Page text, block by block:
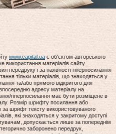
www.capital.ua є об'єктом авторського
використання матеріалів сайту
передруку і за наявності гіперпосилання
тільки матеріалів, що знаходяться у
та/або прямого відкритого для
адресу матеріалу на
гіперпосилання має бути розміщене в
Розмір шрифту посилання або
шрифт тексту використовуваного
які знаходяться у закритому доступі
допускається лише за попереднім
заборонено передрук,